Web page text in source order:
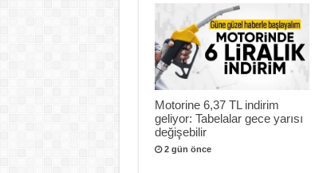
Motorine 6,37 TL indirim
geliyor: Tabelalar gece yarısı
değişebilir
2 gün önce